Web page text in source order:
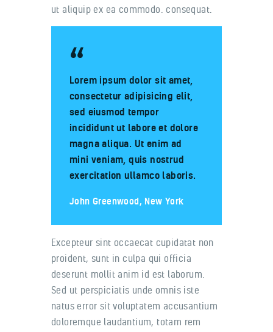
ut aliquip ex ea commodo. consequat.
Lorem ipsum dolor sit amet,
consectetur adipisicing elit,
sed eiusmod tempor
incididunt ut labore et dolore
magna aliqua. Ut enim ad
mini veniam, quis nostrud
exercitation ullamco laboris.
John Greenwood, New York
Excepteur sint occaecat cupidatat non
proident, sunt in culpa qui officia
deserunt mollit anim id est laborum.
Sed ut perspiciatis unde omnis iste
natus error sit voluptatem accusantium
doloremque laudantium, totam rem